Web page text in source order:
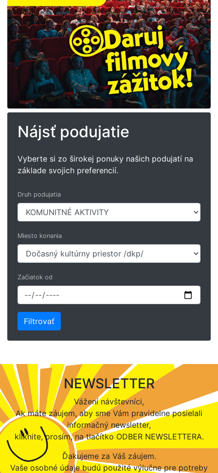
Nájsť podujatie
Vyberte si zo širokej ponuky našich podujatí na
základe svojich preferencií.
Druh podujatia
Miesto konania
Začiatok od
NEWSLETTER
Vážení návštevníci,
Ak máte záujem, aby sme Vám pravidelne posielali
informačný newsletter,
kliknite, prosím, na tlačítko ODBER NEWSLETTERA.
Ďakujeme za Váš záujem.
Vaše osobné údaje budú použité výlučne pre potreby